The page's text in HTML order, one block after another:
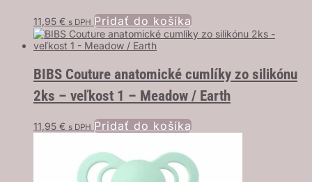
11,95 € s DPH Pridať do košíka
BIBS Couture anatomické cumlíky zo silikónu
2ks – veľkost 1 – Meadow / Earth
11,95 € s DPH Pridať do košíka